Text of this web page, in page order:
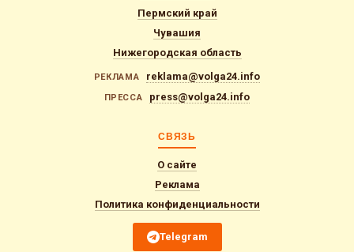
Пермский край
Чувашия
Нижегородская область
РЕКЛАМА reklama@volga24.info
ПРЕССА press@volga24.info
СВЯЗЬ
О сайте
Реклама
Политика конфиденциальности
Telegram